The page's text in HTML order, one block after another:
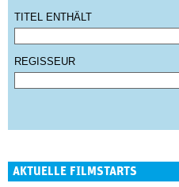
TITEL ENTHÄLT
REGISSEUR
AKTUELLE FILMSTARTS